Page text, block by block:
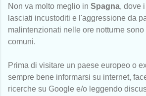
Non va molto meglio in Spagna, dove
lasciati incustoditi e l'aggressione da
malintenzionati nelle ore notturne
comuni.
Prima di visitare un paese europeo o
sempre bene informarsi su internet,
ricerche su Google e/o leggendo